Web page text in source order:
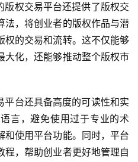
版权交易平台还提供了版权交
法，将创业者的版权作品与潜
权的交易和流转。这不仅能够
大化，还能够推动整个版权市
平台还具备高度的可读性和实
言，避免使用过于专业的术
和使用平台功能。同时，平台
，帮助创业者更好地管理自